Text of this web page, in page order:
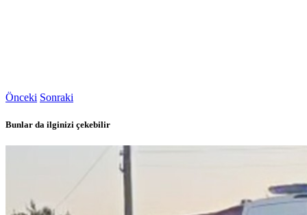
Önceki Sonraki
Bunlar da ilginizi çekebilir